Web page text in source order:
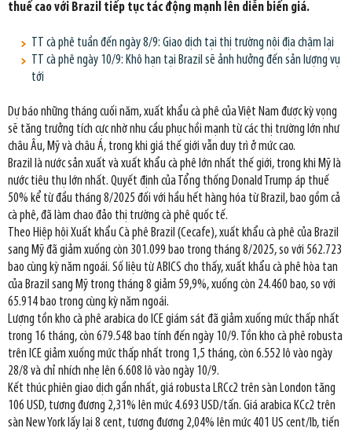
thuế cao với Brazil tiếp tục tác động mạnh lên diễn biến giá.
TT cà phê tuần đến ngày 8/9: Giao dịch tại thị trường nội địa chậm lại
TT cà phê ngày 10/9: Khô hạn tại Brazil sẽ ảnh hưởng đến sản lượng vụ
tới
Dự báo những tháng cuối năm, xuất khẩu cà phê của Việt Nam được kỳ vọng
sẽ tăng trưởng tích cực nhờ nhu cầu phục hồi mạnh từ các thị trường lớn như
châu Âu, Mỹ và châu Á, trong khi giá thế giới vẫn duy trì ở mức cao.
Brazil là nước sản xuất và xuất khẩu cà phê lớn nhất thế giới, trong khi Mỹ là
nước tiêu thụ lớn nhất. Quyết định của Tổng thống Donald Trump áp thuế
50% kể từ đầu tháng 8/2025 đối với hầu hết hàng hóa từ Brazil, bao gồm cả
cà phê, đã làm chao đảo thị trường cà phê quốc tế.
Theo Hiệp hội Xuất khẩu Cà phê Brazil (Cecafe), xuất khẩu cà phê của Brazil
sang Mỹ đã giảm xuống còn 301.099 bao trong tháng 8/2025, so với 562.723
bao cùng kỳ năm ngoái. Số liệu từ ABICS cho thấy, xuất khẩu cà phê hòa tan
của Brazil sang Mỹ trong tháng 8 giảm 59,9%, xuống còn 24.460 bao, so với
65.914 bao trong cùng kỳ năm ngoái.
Lượng tồn kho cà phê arabica do ICE giám sát đã giảm xuống mức thấp nhất
trong 16 tháng, còn 679.548 bao tính đến ngày 10/9. Tồn kho cà phê robusta
trên ICE giảm xuống mức thấp nhất trong 1,5 tháng, còn 6.552 lô vào ngày
28/8 và chỉ nhích nhẹ lên 6.608 lô vào ngày 10/9.
Kết thúc phiên giao dịch gần nhất, giá robusta LRCc2 trên sàn London tăng
106 USD, tương đương 2,31% lên mức 4.693 USD/tấn. Giá arabica KCc2 trên
sàn New York lấy lại 8 cent, tương đương 2,04% lên mức 401 US cent/lb, tiến